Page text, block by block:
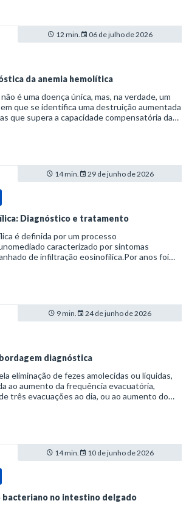
12 min. 06 de julho de 2026
da anemia hemolítica
é uma doença única, mas, na verdade, um
que se identifica uma destruição aumentada
que supera a capacidade compensatória da
14 min. 29 de junho de 2026
Diagnóstico e tratamento
é definida por um processo
caracterizado por sintomas
de infiltração eosinofílica.Por anos foi
9 min. 24 de junho de 2026
diagnóstica
eliminação de fezes amolecidas ou líquidas,
ao aumento da frequência evacuatória,
três evacuações ao dia, ou ao aumento do
14 min. 10 de junho de 2026
bacteriano no intestino delgado